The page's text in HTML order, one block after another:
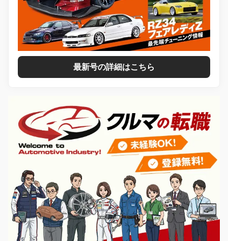
最新号の詳細はこちら